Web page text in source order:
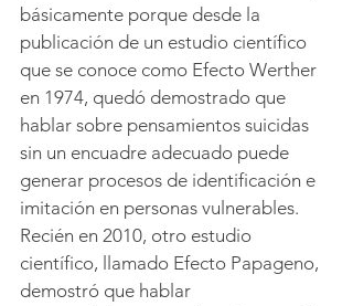
básicamente porque desde la
publicación de un estudio científico
que se conoce como Efecto Werther
en 1974, quedó demostrado que
hablar sobre pensamientos suicidas
sin un encuadre adecuado puede
generar procesos de identificación e
imitación en personas vulnerables.
Recién en 2010, otro estudio
científico, llamado Efecto Papageno,
demostró que hablar